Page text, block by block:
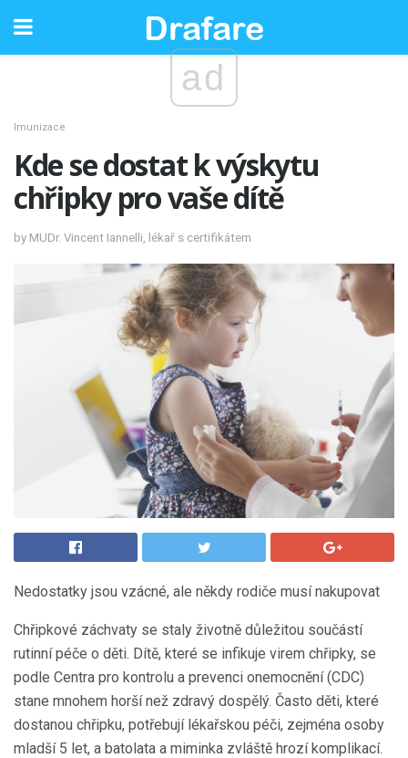
ad
Imunizace
Kde se dostat k výskytu
chřipky pro vaše dítě
by MUDr. Vincent Iannelli, lékař s certifikátem
Nedostatky jsou vzácné, ale někdy rodiče musí nakupovat
Chřipkové záchvaty se staly životně důležitou součástí
rutinní péče o děti. Dítě, které se infikuje virem chřipky, se
podle Centra pro kontrolu a prevenci onemocnění (CDC)
stane mnohem horší než zdravý dospělý. Často děti, které
dostanou chřipku, potřebují lékařskou péči, zejména osoby
mladší 5 let, a batolata a miminka zvláště hrozí komplikací.